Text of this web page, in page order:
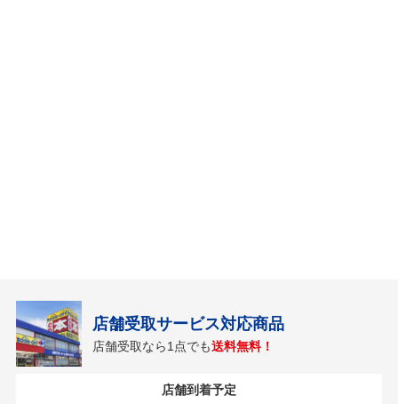
店舗受取サービス対応商品
店舗受取なら1点でも送料無料！
店舗到着予定